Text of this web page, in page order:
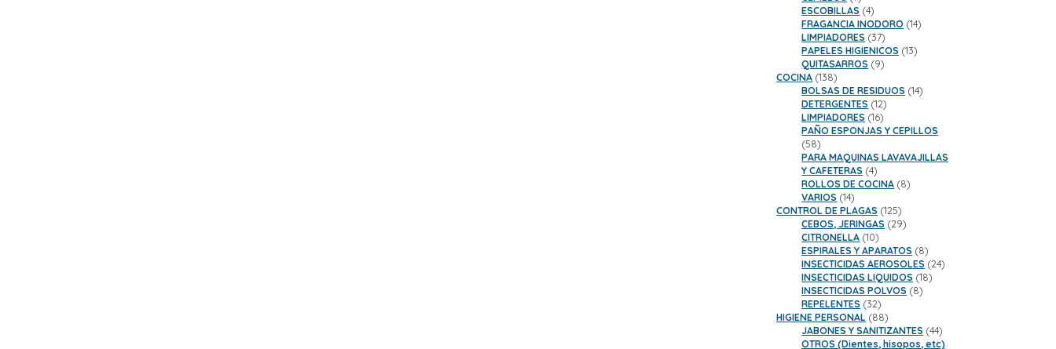
productos
ESCOBILLAS 44
productos
FRAGANCIA INODORO 1414
LIMPIADORES 3737
productos
PAPELES HIGIENICOS 1313
QUITASARROS 99
COCINA 138138
productos
BOLSAS DE RESIDUOS 1414
DETERGENTES 1212
productos
LIMPIADORES 1616
productos
PAÑO ESPONJAS Y CEPILLOS
5858
productos
PARA MAQUINAS LAVAVAJILLAS
Y CAFETERAS 44
productos
ROLLOS DE COCINA 88
VARIOS 1414
productos
CONTROL DE PLAGAS 125125
productos
CEBOS, JERINGAS 2929
CITRONELLA 1010
productos
ESPIRALES Y APARATOS 88
productos
INSECTICIDAS AEROSOLES 2424
INSECTICIDAS LIQUIDOS 1818
INSECTICIDAS POLVOS 88
REPELENTES 3232
productos
HIGIENE PERSONAL 8888
productos
JABONES Y SANITIZANTES 4444
productos
OTROS (Dientes, hisopos, etc)